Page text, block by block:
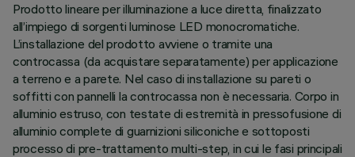
Prodotto lineare per illuminazione a luce diretta, finalizzato
all’impiego di sorgenti luminose LED monocromatiche.
L’installazione del prodotto avviene o tramite una
controcassa (da acquistare separatamente) per applicazione
a terreno e a parete. Nel caso di installazione su pareti o
soffitti con pannelli la controcassa non è necessaria. Corpo in
alluminio estruso, con testate di estremità in pressofusione di
alluminio complete di guarnizioni siliconiche e sottoposti
processo di pre-trattamento multi-step, in cui le fasi principali